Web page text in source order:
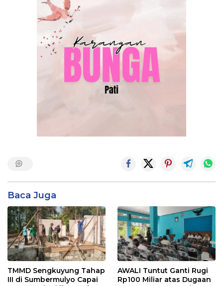
Baca Juga
TMMD Sengkuyung Tahap
III di Sumbermulyo Capai
AWALI Tuntut Ganti Rugi
Rp100 Miliar atas Dugaan